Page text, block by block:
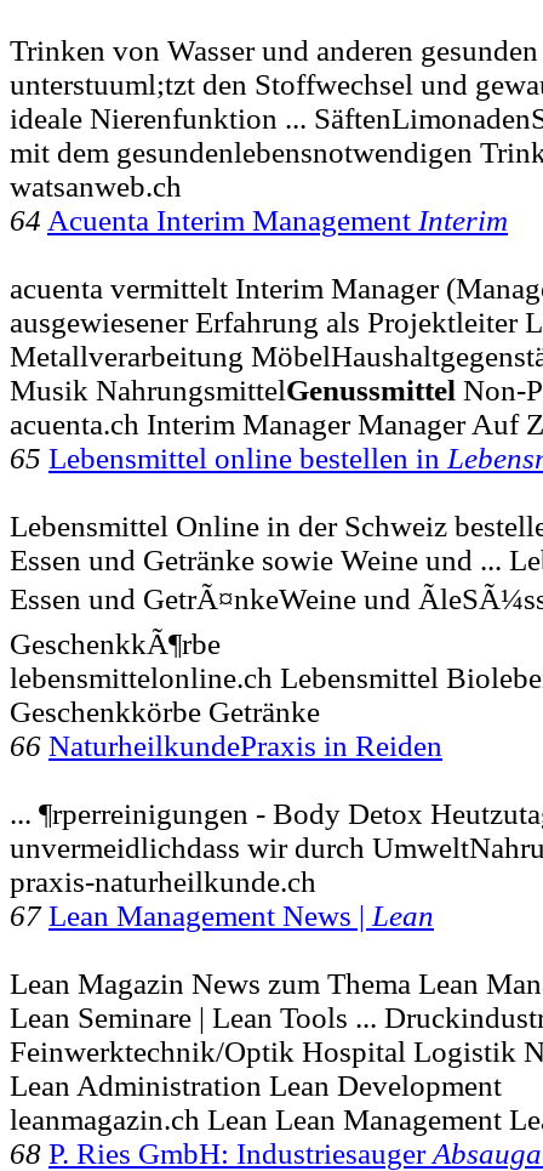
Trinken von Wasser und anderen
unterstuuml;tzt den Stoffwechsel und
ideale Nierenfunktion ...
mit dem gesundenlebensnotwendigen
watsanweb.ch
64 Acuenta Interim Management Interim
acuenta vermittelt Interim Manager
ausgewiesener Erfahrung als Projektleiter
Metallverarbeitung
Musik NahrungsmittelGenussmittel Non-
acuenta.ch Interim Manager Manager Auf
65 Lebensmittel online bestellen in
Lebensmittel Online in der Schweiz
Essen und Getränke sowie Weine und ...
Essen und GetrÃ¤nkeWeine und
GeschenkkÃ¶rbe
lebensmittelonline.ch Lebensmittel
Geschenkkörbe Getränke
66 NaturheilkundePraxis in Reiden
... ¶rperreinigungen - Body Detox
unvermeidlichdass wir durch
praxis-naturheilkunde.ch
67 Lean Management News | Lean
Lean Magazin News zum Thema Lean
Lean Seminare | Lean Tools ...
Feinwerktechnik/Optik Hospital Logistik
Lean Administration Lean Development
leanmagazin.ch Lean Lean Management
68 P. Ries GmbH: Industriesauger